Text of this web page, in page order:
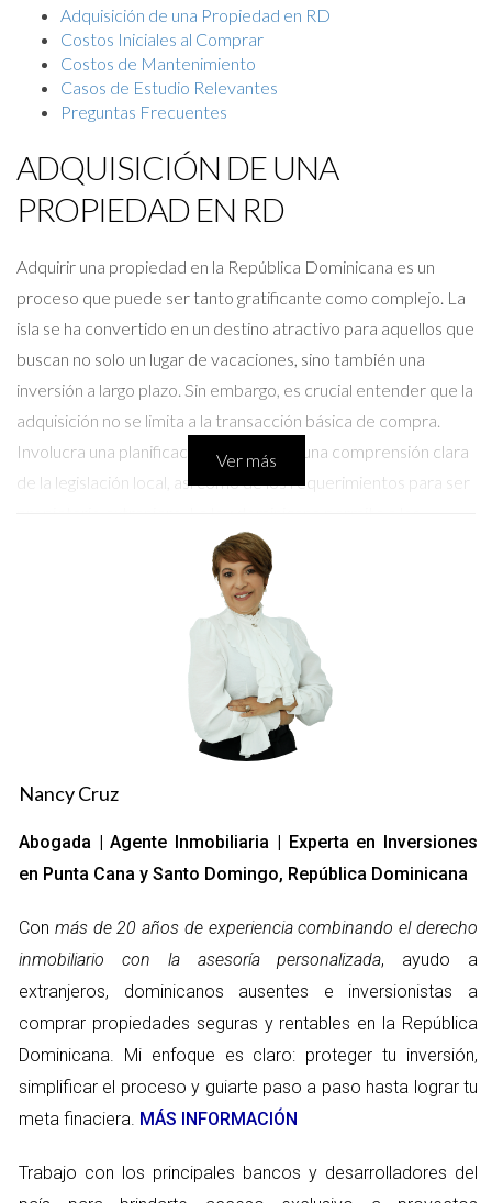
Adquisición de una Propiedad en RD
Costos Iniciales al Comprar
Costos de Mantenimiento
Casos de Estudio Relevantes
Preguntas Frecuentes
ADQUISICIÓN DE UNA
PROPIEDAD EN RD
Adquirir una propiedad en la República Dominicana es un
proceso que puede ser tanto gratificante como complejo. La
isla se ha convertido en un destino atractivo para aquellos que
buscan no solo un lugar de vacaciones, sino también una
inversión a largo plazo. Sin embargo, es crucial entender que la
adquisición no se limita a la transacción básica de compra.
Involucra una planificación minuciosa y una comprensión clara
de la legislación local, así como de los requerimientos para ser
extranjeros comprar propiedades de manera directa, lo que
brinda una gran oportunidad para aquellos que desean
establecerse en el país. Aun así, es fundamental contar con
asesoría legal especializada para asegurar que todas las
transacciones se realicen dentro del marco legal apropiado.
Aspectos Legales y Consideraciones
Uno de los elementos más importantes a considerar es la
normativa que regula la propiedad en el país. Se recomienda
sobre las propiedades que están interesados en adquirir,
asegurándose de que no existan gravámenes, deudas o
cuenta que el proceso de verificación de documentos puede
tardar, por lo que es recomendable comenzar este proceso
con tiempo suficiente. Al involucrar a un abogado
especializado en bienes raíces, los compradores pueden
asegurarse de que todas las transacciones sean
transparentes y sin sorpresas desagradables.
COMPRAR
Ver más
Nancy Cruz
Abogada | Agente Inmobiliaria | Experta en Inversiones
en Punta Cana y Santo Domingo, República Dominicana
Con más de 20 años de experiencia combinando el derecho
inmobiliario con la asesoría personalizada, ayudo a
extranjeros, dominicanos ausentes e inversionistas a
comprar propiedades seguras y rentables en la República
Dominicana. Mi enfoque es claro: proteger tu inversión,
simplificar el proceso y guiarte paso a paso hasta lograr tu
meta finaciera. MÁS INFORMACIÓN
Trabajo con los principales bancos y desarrolladores del